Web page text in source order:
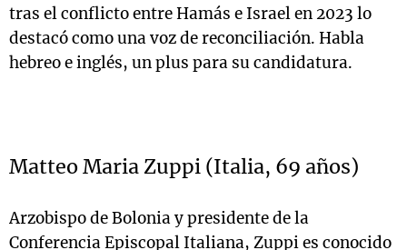
tras el conflicto entre Hamás e Israel en 2023 lo
destacó como una voz de reconciliación. Habla
hebreo e inglés, un plus para su candidatura.
Matteo Maria Zuppi (Italia, 69 años)
Arzobispo de Bolonia y presidente de la
Conferencia Episcopal Italiana, Zuppi es conocido